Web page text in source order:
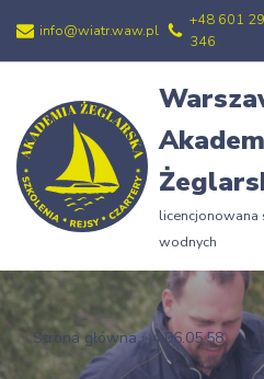
Przejdź
treści
info@wiatr.waw.pl
+48 601
346
licencjonowana
wodnych
Strona główna»4.06.05.58